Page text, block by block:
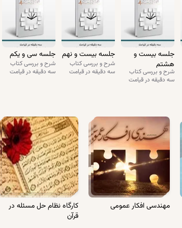
مرحوم میرزای شیرازی، پول‌ها را به ایشان می‌سپارد و عزم
ایشان سکوت می‌کنند و لبخندی می‌زنند به این تاجر و
من به تو ضمانت می‌دهم که پول‌هایت را ببری نجف، دست
نجف. کمی پرس‌وجو می‌کند، محمد امین را پیدا می‌کند.
می‌افتد به سمت مکه. تقریباً شش ماه طول می‌کشد که می‌رود و
رفته است. خیلی شوکه می‌شود. سریع به این ورثه می‌گوید که:
نشده است.»
و آشناهای محمد امین را می‌رود سراغ که نکند به این‌ها
و می‌رود خدمت میرزای شیرازی. جریان را تعریف می‌کند.
نیست.»
برایت پیدا می‌کنیم. محمد امین آدم خوبی بوده، آدم پاکی
بگو که من از طرف میرزا آمدم.»
جلسه بیست و
هشتم
شرح و بررسی کتاب
سه دقیقه در قیامت
جلسه بیست و نهم
شرح و بررسی کتاب
سه دقیقه در قیامت
جلسه سی و یکم
شرح و بررسی کتاب
سه دقیقه در قیامت
مهندسی افکار عمومی
کارگاه نظام حل مسئله در
قرآن